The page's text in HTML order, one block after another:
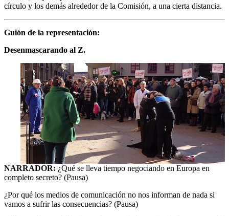
círculo y los demás alrededor de la Comisión, a una cierta distancia.
Guión de la representación:
Desenmascarando al Z.
NARRADOR: ¿Qué se lleva tiempo negociando en Europa en
completo secreto? (Pausa)
¿Por qué los medios de comunicación no nos informan de nada si
vamos a sufrir las consecuencias? (Pausa)